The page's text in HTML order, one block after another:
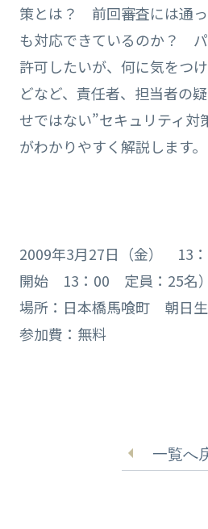
策とは？ 前回審査には通
も対応できているのか？
許可したいが、何に気をつ
どなど、責任者、担当者の
せではない”セキュリティ対
がわかりやすく解説します。
2009年3月27日（金） 13
開始 13：00 定員：25名）
場所：日本橋馬喰町 朝日
参加費：無料
一覧へ